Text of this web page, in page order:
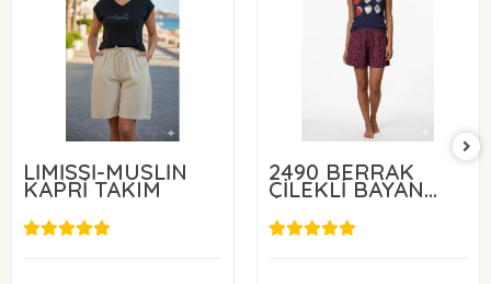
LİMİSSİ-MÜSLİN
KAPRİ TAKIM
40,00 USD
2490 BERRAK
ÇİLEKLİ BAYAN
ŞORTLU TAKIM
14,90 USD